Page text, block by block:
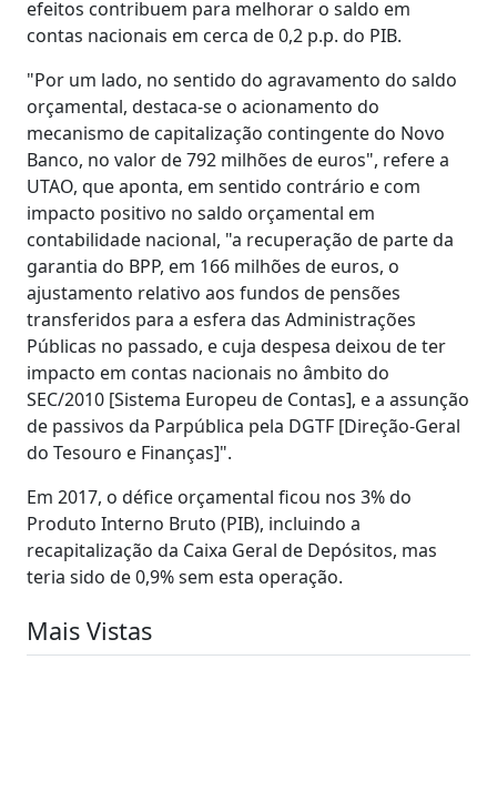
efeitos contribuem para melhorar o saldo em
contas nacionais em cerca de 0,2 p.p. do PIB.
"Por um lado, no sentido do agravamento do saldo
orçamental, destaca-se o acionamento do
mecanismo de capitalização contingente do Novo
Banco, no valor de 792 milhões de euros", refere a
UTAO, que aponta, em sentido contrário e com
impacto positivo no saldo orçamental em
contabilidade nacional, "a recuperação de parte da
garantia do BPP, em 166 milhões de euros, o
ajustamento relativo aos fundos de pensões
transferidos para a esfera das Administrações
Públicas no passado, e cuja despesa deixou de ter
impacto em contas nacionais no âmbito do
SEC/2010 [Sistema Europeu de Contas], e a assunção
de passivos da Parpública pela DGTF [Direção-Geral
do Tesouro e Finanças]".
Em 2017, o défice orçamental ficou nos 3% do
Produto Interno Bruto (PIB), incluindo a
recapitalização da Caixa Geral de Depósitos, mas
teria sido de 0,9% sem esta operação.
Mais Vistas